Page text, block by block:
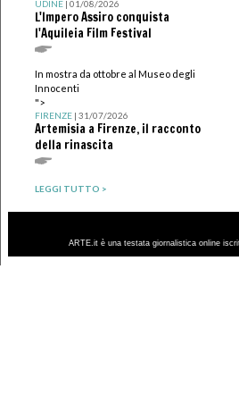
UDINE| 01/08/2026
L'Impero Assiro conquista
l'Aquileia Film Festival
In mostra da ottobre al Museo degli
Innocenti
">
FIRENZE| 31/07/2026
Artemisia a Firenze, il racconto
della rinascita
LEGGI TUTTO >
ARTE.it è una testata giornalistica online